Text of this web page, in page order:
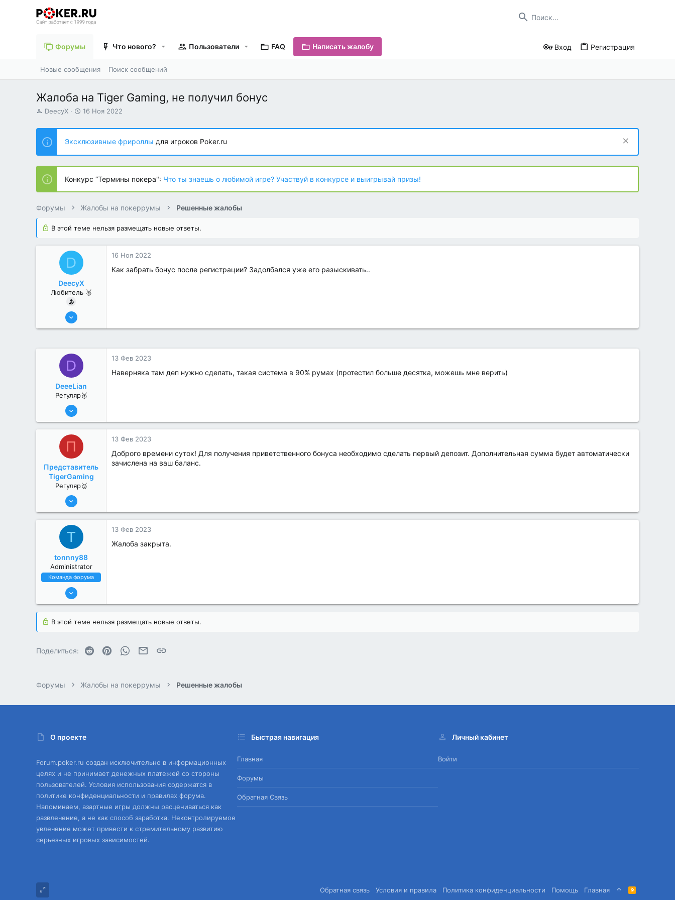
Форумы Что нового? Пользователи FAQ Написать жалобу Вход Регистрация
Новые сообщения Поиск сообщений
Жалоба на Tiger Gaming, не получил бонус
А
т
о
р
т
е
м
ы
DeecyX
Д
т
н
а
ч
л
а
16 Ноя 2022
Эксклюзивные фрироллы для игроков Poker.ru
Конкурс “Термины покера": Что ты знаешь о любимой игре? Участвуй в конкурсе и выигрывай призы!
Форумы Жалобы на покеррумы Решенные жалобы
В этой теме нельзя размещать новые ответы.
D
DeecyX
Любитель 🥈
25 Июл 2022
16 Ноя 2022
Как забрать бонус после регистрации? Задолбался уже его разыскивать..
D
DeeeLian
Регуляр🥈
19 Июл 2022
1
13 Фев 2023
Наверняка там деп нужно сделать, такая система в 90% румах (протестил больше десятка, можешь мне верить)
П
Представитель
TigerGaming
Регуляр🥈
9 Сен 2022
0
13 Фев 2023
Доброго времени суток! Для получения приветственного бонуса необходимо сделать первый депозит. Дополнительная сумма будет автоматически
зачислена на ваш баланс.
T
tonnny88
Administrator
Команда форума
19 Июл 2022
13 Фев 2023
Жалоба закрыта.
В этой теме нельзя размещать новые ответы.
Поделиться: Reddit PinterestWhatsAppЭлектронная почта
Форумы Жалобы на покеррумы Решенные жалобы
О проекте
Forum.poker.ru создан исключительно в информационных
целях и не принимает денежных платежей со стороны
пользователей. Условия использования содержатся в
политике конфиденциальности и правилах форума.
Напоминаем, азартные игры должны расцениваться как
развлечение, а не как способ заработка. Неконтролируемое
увлечение может привести к стремительному развитию
серьезных игровых зависимостей.
Быстрая навигация
Главная
Форумы
Обратная Связь
Личный кабинет
Войти
Обратная связь Условия и правила Политика конфиденциальности Помощь Главная
R
S